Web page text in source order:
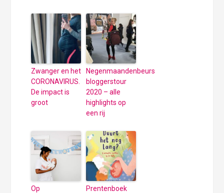
Zwanger en het
CORONAVIRUS.
De impact is
groot
Negenmaandenbeurs
bloggerstour
2020 – alle
highlights op
een rij
Op
Prentenboek